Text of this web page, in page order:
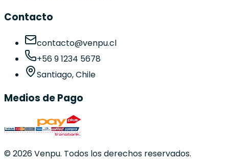
Contacto
contacto@venpu.cl
+56 9 1234 5678
Santiago, Chile
Medios de Pago
©2026Venpu. Todos los derechos reservados.